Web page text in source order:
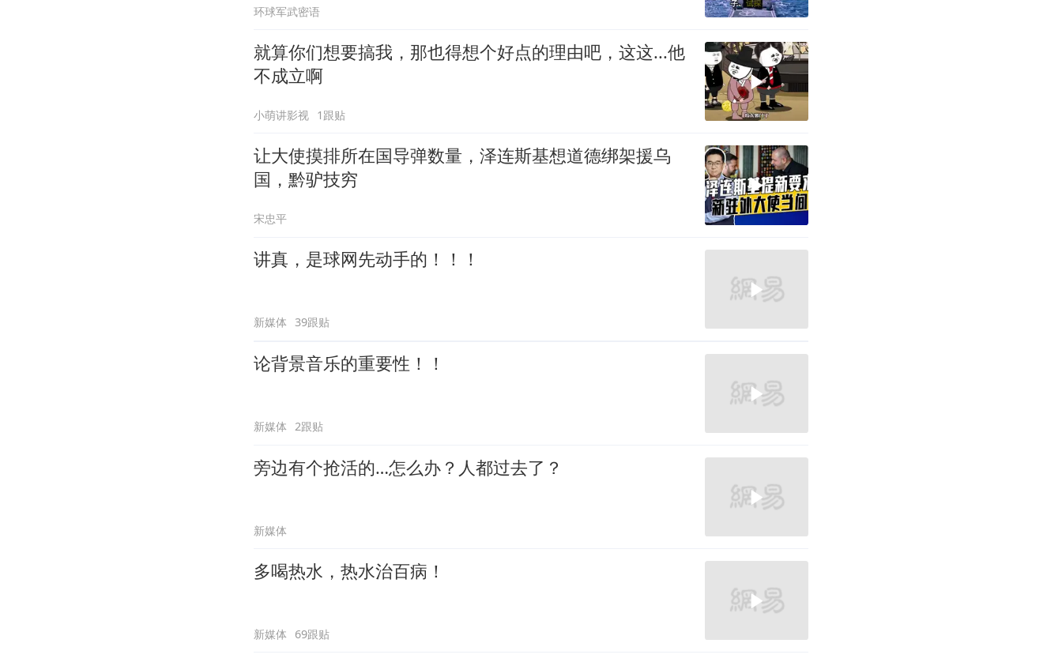
环球军武密语
就算你们想要搞我，那也得想个好点的理由吧，这这...他
不成立啊
小萌讲影视 1跟贴
让大使摸排所在国导弹数量，泽连斯基想道德绑架援乌
国，黔驴技穷
宋忠平
讲真，是球网先动手的！！！
新媒体 39跟贴
论背景音乐的重要性！！
新媒体 2跟贴
旁边有个抢活的…怎么办？人都过去了？
新媒体
多喝热水，热水治百病！
新媒体 69跟贴